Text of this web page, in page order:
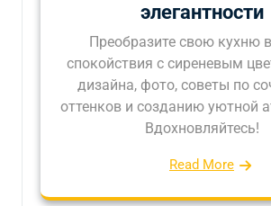
элегантности
Преобразите свою кухню
спокойствия с сиреневым
дизайна, фото, советы по
оттенков и созданию уютной
Вдохновляйтесь!
Read More